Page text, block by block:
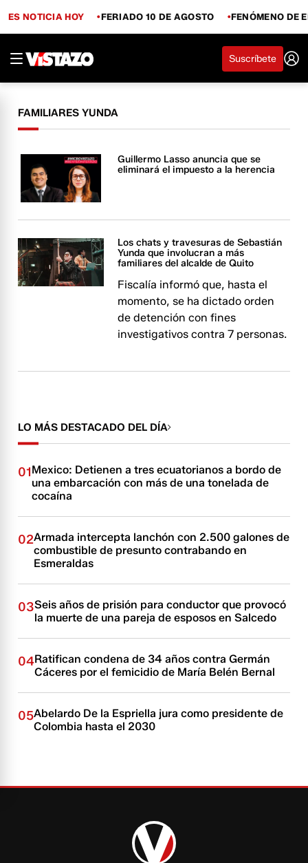
ES NOTICIA HOY FERIADO 10 DE AGOSTO FENÓMENO DE
Suscríbete
FAMILIARES YUNDA
Guillermo Lasso anuncia que se
eliminará el impuesto a la herencia
Los chats y travesuras de Sebastián
Yunda que involucran a más
familiares del alcalde de Quito
Fiscalía informó que, hasta el
momento, se ha dictado orden
de detención con fines
investigativos contra 7 personas.
LO MÁS DESTACADO DEL DÍA
01Mexico: Detienen a tres ecuatorianos a bordo de
una embarcación con más de una tonelada de
cocaína
02Armada intercepta lanchón con 2.500 galones de
combustible de presunto contrabando en
Esmeraldas
03Seis años de prisión para conductor que provocó
la muerte de una pareja de esposos en Salcedo
04Ratifican condena de 34 años contra Germán
Cáceres por el femicidio de María Belén Bernal
05Abelardo De la Espriella jura como presidente de
Colombia hasta el 2030